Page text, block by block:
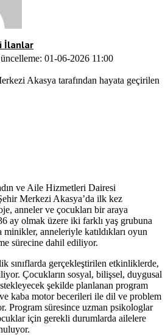
İlanlar
01-06-2026 11:00
ve Aile Hizmetleri Dairesi
Merkezi Akasya’da ilk kez
anneler ve çocukları bir araya
ay olmak üzere iki farklı yaş grubuna
minikler, anneleriyle katıldıkları oyun
sürecine dahil ediliyor.
sınıflarda gerçekleştirilen etkinliklerde,
Çocukların sosyal, bilişsel, duygusal
şekilde planlanan program
kaba motor becerileri ile dil ve problem
Program süresince uzman psikologlar
için gerekli durumlarda ailelere